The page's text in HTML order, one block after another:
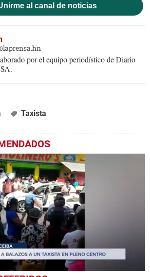
al canal de noticias
por el equipo periodístico de Diario
Taxista